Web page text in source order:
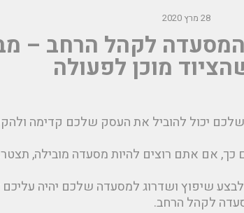
28 מרץ 2020
לקהל הרחב –
מוכן לפעולה
יכול להוביל את העסק שלכם קדימה
כך, אם אתם רוצים להיות מסעדה מובילה,
שיפוץ ושדרוג למסעדה שלכם יהיה עליכם
לקהל הרחב.